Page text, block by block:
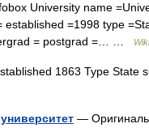
University name
established =1998 type
= postgrad =… …
1863 Type State
—